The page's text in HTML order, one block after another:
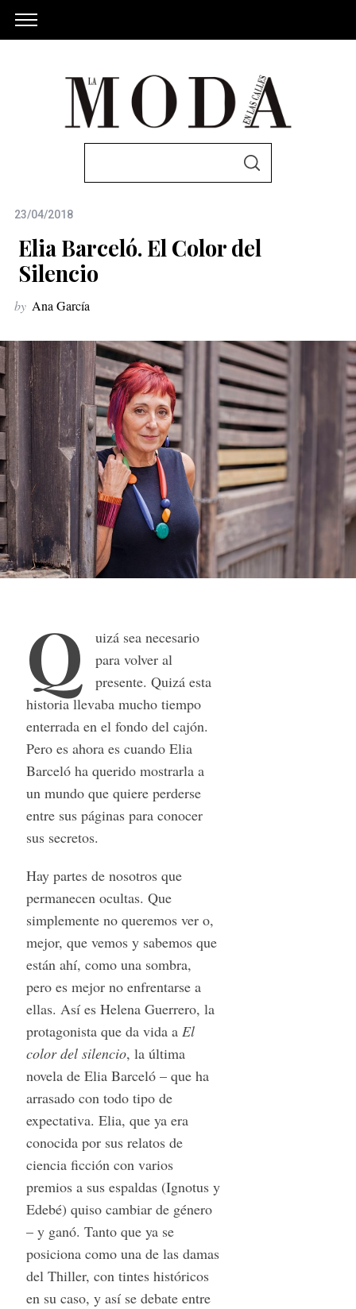
c
h
f
o
S
23/04/2018
Elia Barceló. El Color del
Silencio
by Ana García
Q
uizá sea necesario
para volver al
presente. Quizá esta
historia llevaba mucho tiempo
enterrada en el fondo del cajón.
Pero es ahora es cuando Elia
Barceló ha querido mostrarla a
un mundo que quiere perderse
entre sus páginas para conocer
sus secretos.
Hay partes de nosotros que
permanecen ocultas. Que
simplemente no queremos ver o,
mejor, que vemos y sabemos que
están ahí, como una sombra,
pero es mejor no enfrentarse a
ellas. Así es Helena Guerrero, la
protagonista que da vida a El
color del silencio, la última
novela de Elia Barceló – que ha
arrasado con todo tipo de
expectativa. Elia, que ya era
conocida por sus relatos de
ciencia ficción con varios
premios a sus espaldas (Ignotus y
Edebé) quiso cambiar de género
– y ganó. Tanto que ya se
posiciona como una de las damas
del Thiller, con tintes históricos
en su caso, y así se debate entre